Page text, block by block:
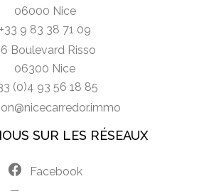
06000 Nice
+33 9 83 38 71 09
Boulevard Risso
06300 Nice
(0)4 93 56 18 85
SUR LES RÉSEAUX
Facebook